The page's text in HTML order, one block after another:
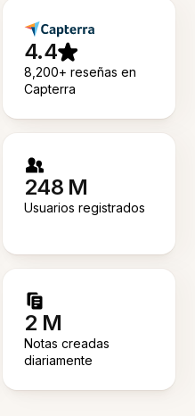
4.4
8,200+ reseñas en
Capterra
248 M
Usuarios registrados
2 M
Notas creadas
diariamente